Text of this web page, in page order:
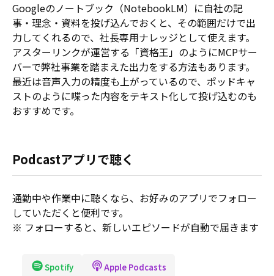
Googleのノートブック（NotebookLM）に自社の記
事・理念・資料を投げ込んでおくと、その範囲だけで出
力してくれるので、社長専用ナレッジとして使えます。
アスターリンクが運営する「資格王」のようにMCPサー
バーで弊社事業を踏まえた出力をする方法もあります。
最近は音声入力の精度も上がっているので、ポッドキャ
ストのように喋った内容をテキスト化して投げ込むのも
おすすめです。
Podcastアプリで聴く
通勤中や作業中に聴くなら、お好みのアプリでフォロー
していただくと便利です。
※ フォローすると、新しいエピソードが自動で届きます
Spotify Apple Podcasts